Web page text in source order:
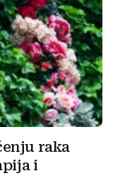
raka
i